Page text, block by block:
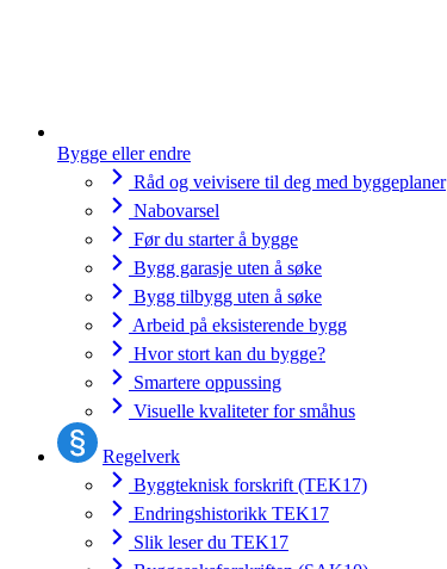
Bygge eller endre
Råd og veivisere til deg med byggeplaner
Nabovarsel
Før du starter å bygge
Bygg garasje uten å søke
Bygg tilbygg uten å søke
Arbeid på eksisterende bygg
Hvor stort kan du bygge?
Smartere oppussing
Visuelle kvaliteter for småhus
Regelverk
Byggteknisk forskrift (TEK17)
Endringshistorikk TEK17
Slik leser du TEK17